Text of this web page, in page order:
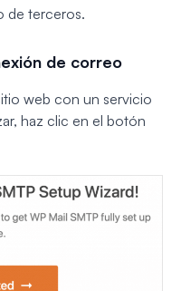
de terceros.
de correo
web con un servicio
haz clic en el botón